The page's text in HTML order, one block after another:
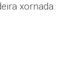
xornada.